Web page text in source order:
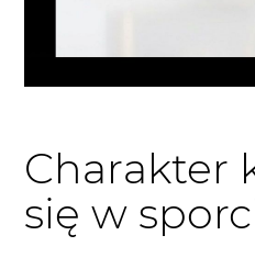
Charakter
się w